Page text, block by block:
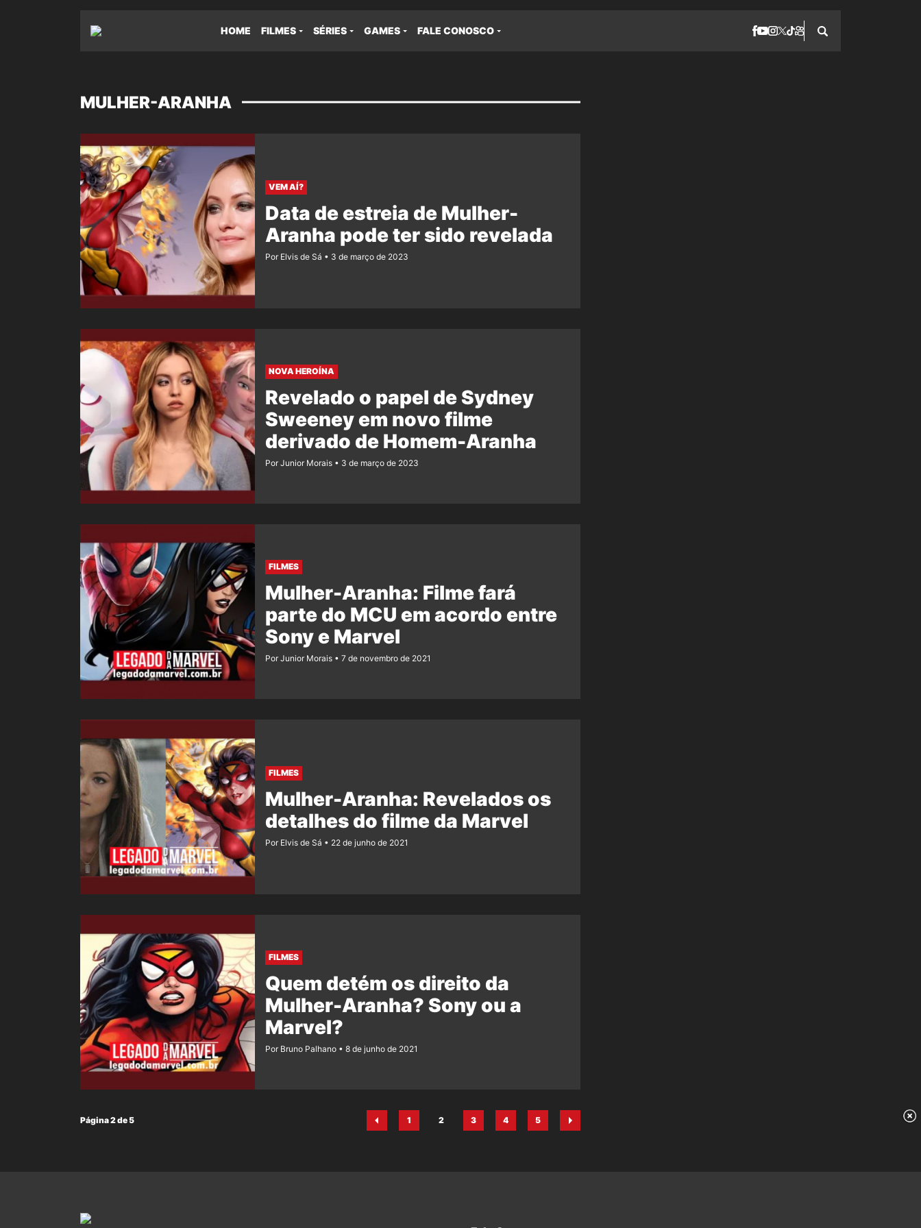
HOME FILMES SÉRIES GAMES FALE CONOSCO
MULHER-ARANHA
VEM AÍ?
Data de estreia de Mulher-
Aranha pode ter sido revelada
Por Elvis de Sá 3 de março de 2023
NOVA HEROÍNA
Revelado o papel de Sydney
Sweeney em novo filme
derivado de Homem-Aranha
Por Junior Morais 3 de março de 2023
FILMES
Mulher-Aranha: Filme fará
parte do MCU em acordo entre
Sony e Marvel
Por Junior Morais 7 de novembro de 2021
FILMES
Mulher-Aranha: Revelados os
detalhes do filme da Marvel
Por Elvis de Sá 22 de junho de 2021
FILMES
Quem detém os direito da
Mulher-Aranha? Sony ou a
Marvel?
Por Bruno Palhano 8 de junho de 2021
Página 2 de 5
Página
1
Página
2
Página
3
Página
4
Página
5